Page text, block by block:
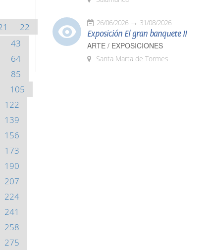
22
43
64
85
105
122
139
156
173
190
207
224
241
258
275
26/06/2026 31/08/2026
Exposición El gran banquete II
ARTE / EXPOSICIONES
Santa Marta de Tormes